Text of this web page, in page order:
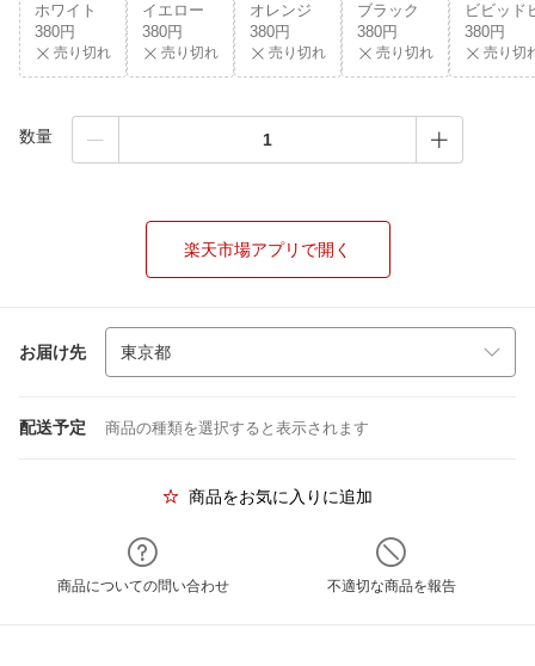
ホワイト
380円
売り切れ
イエロー
380円
売り切れ
オレンジ
380円
売り切れ
ブラック
380円
売り切れ
ビビッド
380円
売り切
数量
楽天市場アプリで開く
お届け先
配送予定 商品の種類を選択すると表示されます
商品をお気に入りに追加
商品についての問い合わせ 不適切な商品を報告